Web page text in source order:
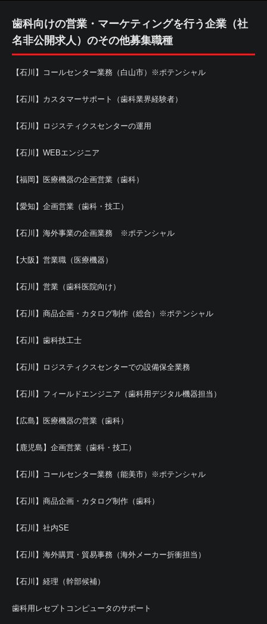
歯科向けの営業・マーケティングを行う企業（社
名非公開求人）のその他募集職種
【石川】コールセンター業務（白山市）※ポテンシャル
【石川】カスタマーサポート（歯科業界経験者）
【石川】ロジスティクスセンターの運用
【石川】WEBエンジニア
【福岡】医療機器の企画営業（歯科）
【愛知】企画営業（歯科・技工）
【石川】海外事業の企画業務 ※ポテンシャル
【大阪】営業職（医療機器）
【石川】営業（歯科医院向け）
【石川】商品企画・カタログ制作（総合）※ポテンシャル
【石川】歯科技工士
【石川】ロジスティクスセンターでの設備保全業務
【石川】フィールドエンジニア（歯科用デジタル機器担当）
【広島】医療機器の営業（歯科）
【鹿児島】企画営業（歯科・技工）
【石川】コールセンター業務（能美市）※ポテンシャル
【石川】商品企画・カタログ制作（歯科）
【石川】社内SE
【石川】海外購買・貿易事務（海外メーカー折衝担当）
【石川】経理（幹部候補）
歯科用レセプトコンピュータのサポート